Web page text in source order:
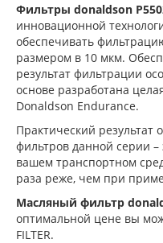
Фильтры donaldson
инновационной
обеспечивать
размером в 10 мкм.
результат фильтрации
основе разработана
Donaldson Endurance.
Практический
фильтров данной серии
вашем транспортном
раза реже, чем при
Масляный фильтр
оптимальной цене вы
FILTER.